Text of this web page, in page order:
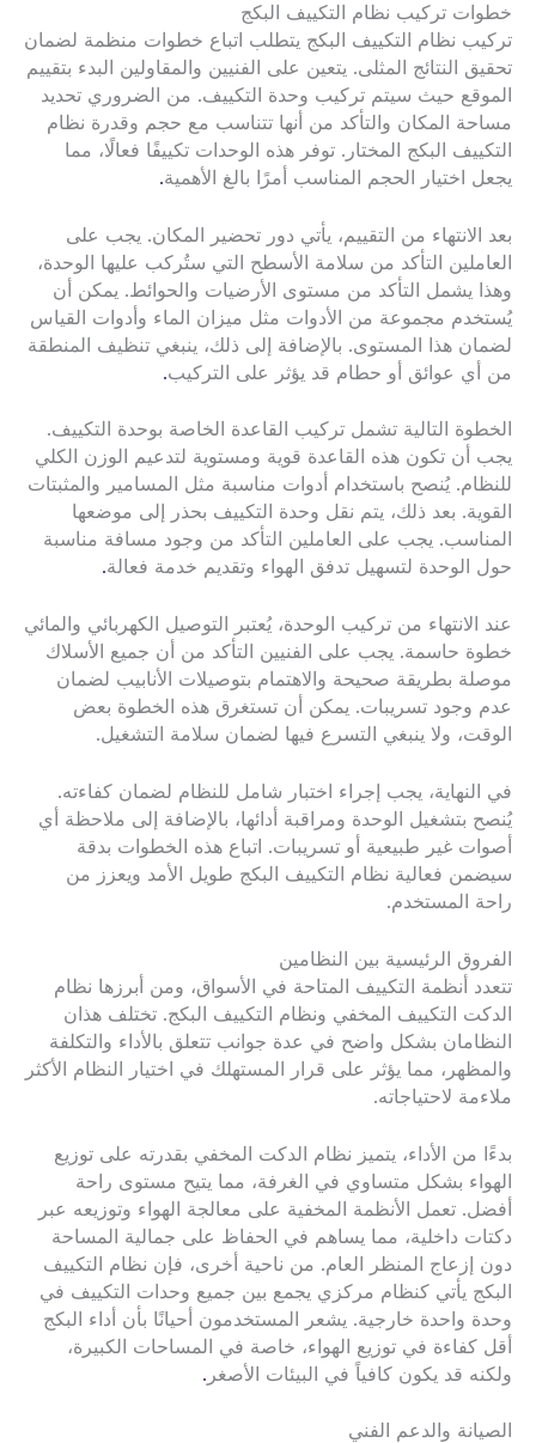
خطوات تركيب نظام التكييف البكج
تركيب نظام التكييف البكج يتطلب اتباع خطوات منظمة لضمان
تحقيق النتائج المثلى. يتعين على الفنيين والمقاولين البدء بتقييم
الموقع حيث سيتم تركيب وحدة التكييف. من الضروري تحديد
مساحة المكان والتأكد من أنها تتناسب مع حجم وقدرة نظام
التكييف البكج المختار. توفر هذه الوحدات تكييفًا فعالًا، مما
يجعل اختيار الحجم المناسب أمرًا بالغ الأهمية.
بعد الانتهاء من التقييم، يأتي دور تحضير المكان. يجب على
العاملين التأكد من سلامة الأسطح التي ستُركب عليها الوحدة،
وهذا يشمل التأكد من مستوى الأرضيات والحوائط. يمكن أن
يُستخدم مجموعة من الأدوات مثل ميزان الماء وأدوات القياس
لضمان هذا المستوى. بالإضافة إلى ذلك، ينبغي تنظيف المنطقة
من أي عوائق أو حطام قد يؤثر على التركيب.
الخطوة التالية تشمل تركيب القاعدة الخاصة بوحدة التكييف.
يجب أن تكون هذه القاعدة قوية ومستوية لتدعيم الوزن الكلي
للنظام. يُنصح باستخدام أدوات مناسبة مثل المسامير والمثبتات
القوية. بعد ذلك، يتم نقل وحدة التكييف بحذر إلى موضعها
المناسب. يجب على العاملين التأكد من وجود مسافة مناسبة
حول الوحدة لتسهيل تدفق الهواء وتقديم خدمة فعالة.
عند الانتهاء من تركيب الوحدة، يُعتبر التوصيل الكهربائي والمائي
خطوة حاسمة. يجب على الفنيين التأكد من أن جميع الأسلاك
موصلة بطريقة صحيحة والاهتمام بتوصيلات الأنابيب لضمان
عدم وجود تسريبات. يمكن أن تستغرق هذه الخطوة بعض
الوقت، ولا ينبغي التسرع فيها لضمان سلامة التشغيل.
في النهاية، يجب إجراء اختبار شامل للنظام لضمان كفاءته.
يُنصح بتشغيل الوحدة ومراقبة أدائها، بالإضافة إلى ملاحظة أي
أصوات غير طبيعية أو تسريبات. اتباع هذه الخطوات بدقة
سيضمن فعالية نظام التكييف البكج طويل الأمد ويعزز من
راحة المستخدم.
الفروق الرئيسية بين النظامين
تتعدد أنظمة التكييف المتاحة في الأسواق، ومن أبرزها نظام
الدكت التكييف المخفي ونظام التكييف البكج. تختلف هذان
النظامان بشكل واضح في عدة جوانب تتعلق بالأداء والتكلفة
والمظهر، مما يؤثر على قرار المستهلك في اختيار النظام الأكثر
ملاءمة لاحتياجاته.
بدءًا من الأداء، يتميز نظام الدكت المخفي بقدرته على توزيع
الهواء بشكل متساوي في الغرفة، مما يتيح مستوى راحة
أفضل. تعمل الأنظمة المخفية على معالجة الهواء وتوزيعه عبر
دكتات داخلية، مما يساهم في الحفاظ على جمالية المساحة
دون إزعاج المنظر العام. من ناحية أخرى، فإن نظام التكييف
البكج يأتي كنظام مركزي يجمع بين جميع وحدات التكييف في
وحدة واحدة خارجية. يشعر المستخدمون أحيانًا بأن أداء البكج
أقل كفاءة في توزيع الهواء، خاصة في المساحات الكبيرة،
ولكنه قد يكون كافياً في البيئات الأصغر .
الصيانة والدعم الفني